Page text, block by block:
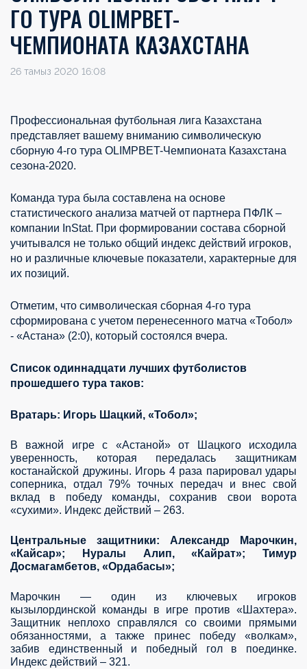
ГО ТУРА OLIMPBET-
ЧЕМПИОНАТА КАЗАХСТАНА
26 тамыз 2020 16:08
Профессиональная футбольная лига Казахстана
представляет вашему вниманию символическую
сборную 4-го тура OLIMPBET-Чемпионата Казахстана
сезона-2020.
Команда тура была составлена на основе
статистического анализа матчей от партнера ПФЛК –
компании InStat. При формировании состава сборной
учитывался не только общий индекс действий игроков,
но и различные ключевые показатели, характерные для
их позиций.
Отметим, что символическая сборная 4-го тура
сформирована с учетом перенесенного матча «Тобол»
- «Астана» (2:0), который состоялся вчера.
Список одиннадцати лучших футболистов
прошедшего тура таков:
Вратарь: Игорь Шацкий, «Тобол»;
В важной игре с «Астаной» от Шацкого исходила
уверенность, которая передалась защитникам
костанайской дружины. Игорь 4 раза парировал удары
соперника, отдал 79% точных передач и внес свой
вклад в победу команды, сохранив свои ворота
«сухими». Индекс действий – 263.
Центральные защитники: Александр Марочкин,
«Кайсар»; Нуралы Алип, «Кайрат»; Тимур
Досмагамбетов, «Ордабасы»;
Марочкин — один из ключевых игроков
кызылординской команды в игре против «Шахтера».
Защитник неплохо справлялся со своими прямыми
обязанностями, а также принес победу «волкам»,
забив единственный и победный гол в поединке.
Индекс действий – 321.